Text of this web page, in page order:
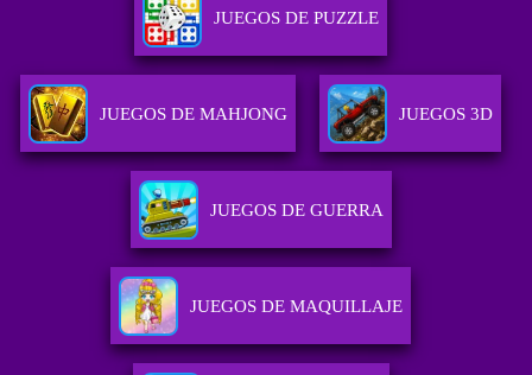
JUEGOS DE PUZZLE
JUEGOS DE MAHJONG JUEGOS 3D
JUEGOS DE GUERRA
JUEGOS DE MAQUILLAJE